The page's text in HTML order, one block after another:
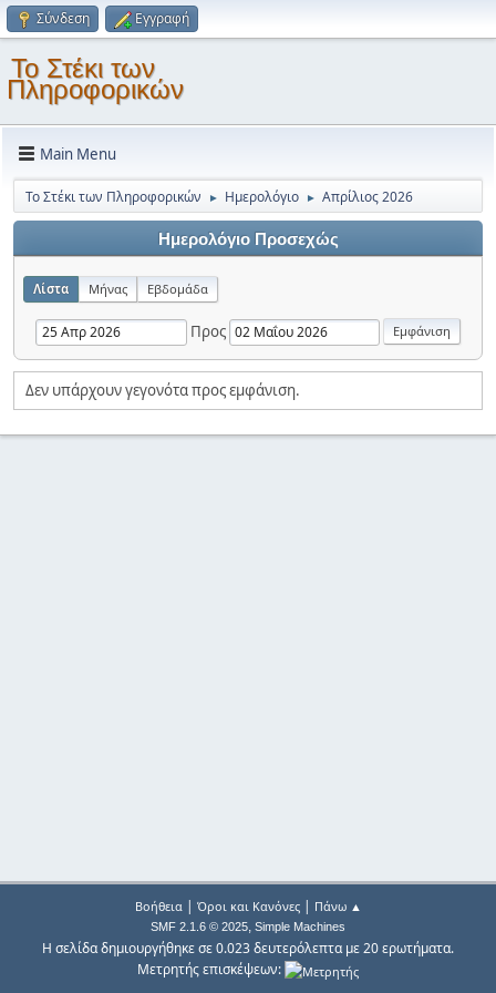
Σύνδεση Εγγραφή
Το Στέκι των
Πληροφορικών
Main Menu
Το Στέκι των Πληροφορικών ► Ημερολόγιο ► Απρίλιος 2026
Ημερολόγιο Προσεχώς
Λίστα Μήνας Εβδομάδα
Προς
Δεν υπάρχουν γεγονότα προς εμφάνιση.
Βοήθεια| Όροι και Κανόνες| Πάνω ▲
SMF 2.1.6 © 2025, Simple Machines
Η σελίδα δημιουργήθηκε σε 0.023 δευτερόλεπτα με 20 ερωτήματα.
Μετρητής επισκέψεων: